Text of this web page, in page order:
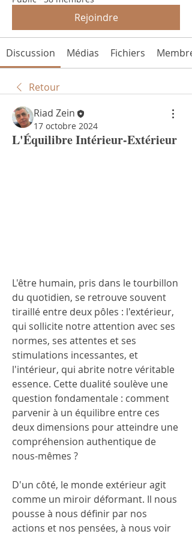
Rejoindre
Discussion Médias Fichiers
Retour
Riad Zein
17 octobre 2024
L'Équilibre Intérieur-Extérieur
L'être humain, pris dans le tourbillon
du quotidien, se retrouve souvent
tiraillé entre deux pôles : l'extérieur,
qui sollicite notre attention avec ses
normes, ses attentes et ses
stimulations incessantes, et
l'intérieur, qui abrite notre véritable
essence. Cette dualité soulève une
question fondamentale : comment
parvenir à un équilibre entre ces
deux dimensions pour atteindre une
compréhension authentique de
nous-mêmes ?
D'un côté, le monde extérieur agit
comme un miroir déformant. Il nous
pousse à nous définir par nos
actions et nos pensées, à nous voir